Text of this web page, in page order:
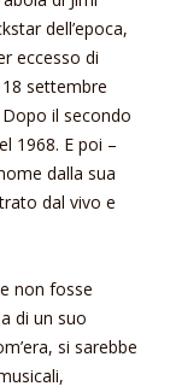
dell’epoca,
eccesso di
settembre
il secondo
1968. E poi –
dalla sua
dal vivo e
non fosse
di un suo
si sarebbe